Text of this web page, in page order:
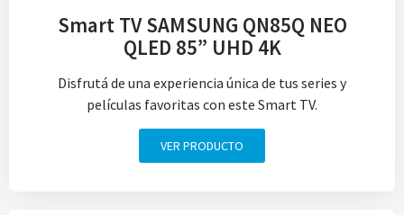
Smart TV SAMSUNG QN85Q NEO
QLED 85” UHD 4K
Disfrutá de una experiencia única de tus series y
películas favoritas con este Smart TV.
VER PRODUCTO